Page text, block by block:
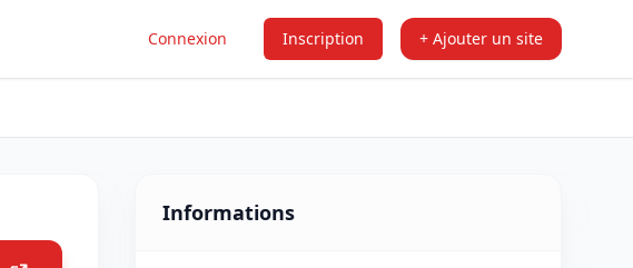
Connexion Inscription + Ajouter un site
Informations